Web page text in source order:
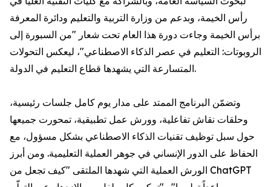
رأس الخيمة، وبدعم من وزارة التربية والتعليم ودائرة المعرفة
برأس الخيمة وجاءت دورة هذا العام تحت شعار "من السبورة إلى
الروبوتات: التعليم في عصر الذكاء الاصطناعي"، ليعكس التحولات
المتسارعة التي يشهدها قطاع التعليم في الدولة.
وتضمّن البرنامج الممتد على مدار يوم كامل جلسات رئيسية،
وحلقات نقاش تفاعلية، وورش عمل تطبيقية، تمحورت جميعها
حول سبل توظيف تقنيات الذكاء الاصطناعي بشكل مسؤول، مع
الحفاظ على الدور الإنساني في جوهر العملية التعليمية. ومن أبرز
الورش العملية التي شهدها الملتقى "كيف تجعل من ChatGPT